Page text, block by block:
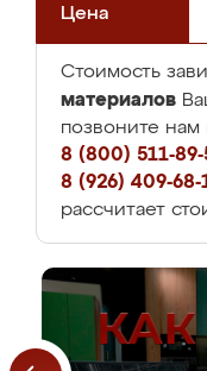
Цена
Стоимость
материалов
позвоните
8 (800) 511-89-
8 (926) 409-68-
рассчитает